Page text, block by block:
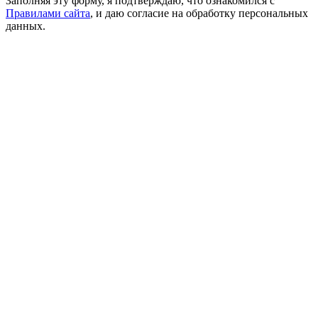
Правилами сайта, и даю согласие на обработку персональных
данных.